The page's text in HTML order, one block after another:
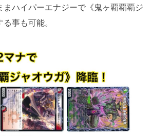
まハイパーエナジーで《鬼ヶ覇覇覇ジ
事も可能。